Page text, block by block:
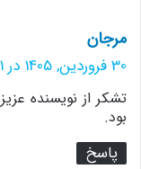
مرجان
ف
:
30 فروردین, 1405 در 10:01 ب.ظ
تشکر از نویسنده
بود.
پاسخ